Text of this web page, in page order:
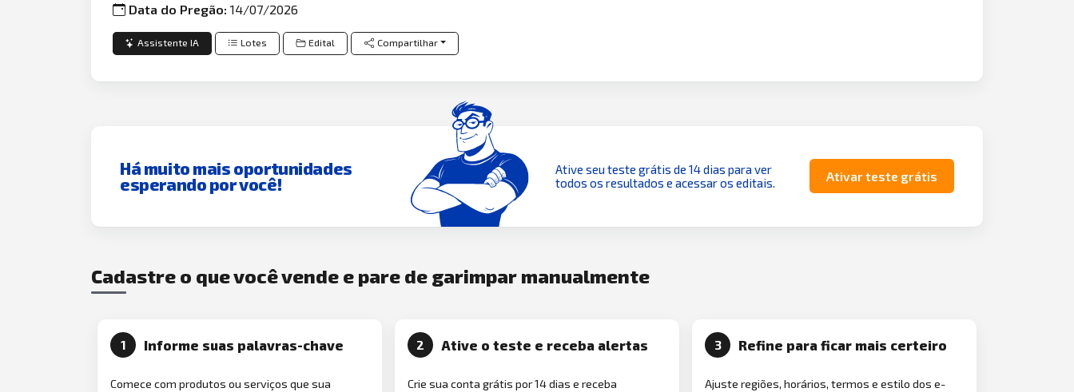
Data do Pregão:14/07/2026
Assistente IA Lotes Edital Compartilhar
Há muito mais oportunidades
esperando por você!
Ative seu teste grátis de 14 dias para ver
todos os resultados e acessar os editais.
Ativar teste grátis
Cadastre o que você vende e pare de garimpar manualmente
1 Informe suas palavras-chave
Comece com produtos ou serviços que sua
2 Ative o teste e receba alertas
Crie sua conta grátis por 14 dias e receba
3 Refine para ficar mais certeiro
Ajuste regiões, horários, termos e estilo dos e-